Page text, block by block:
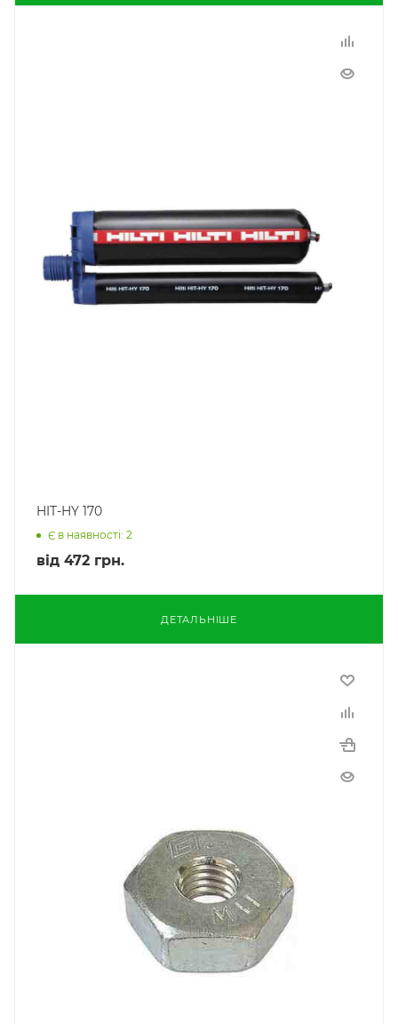
HIT-HY 170
Є в наявності: 2
від 472 грн.
ДЕТАЛЬНІШЕ